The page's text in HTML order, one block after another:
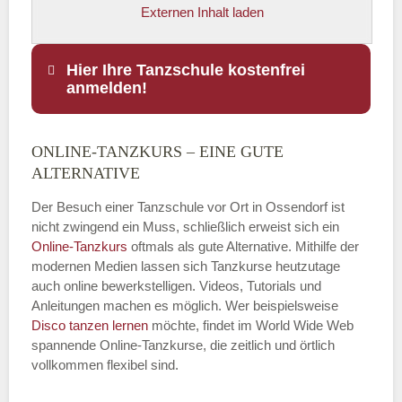
Externen Inhalt laden
Hier Ihre Tanzschule kostenfrei
anmelden!
Name
E-Mail*
Name der Tanzschule
ONLINE-TANZKURS – EINE GUTE
ALTERNATIVE
Der Besuch einer Tanzschule vor Ort in Ossendorf ist
nicht zwingend ein Muss, schließlich erweist sich ein
Online-Tanzkurs oftmals als gute Alternative. Mithilfe der
modernen Medien lassen sich Tanzkurse heutzutage
auch online bewerkstelligen. Videos, Tutorials und
Anleitungen machen es möglich. Wer beispielsweise
Disco tanzen lernen möchte, findet im World Wide Web
spannende Online-Tanzkurse, die zeitlich und örtlich
vollkommen flexibel sind.